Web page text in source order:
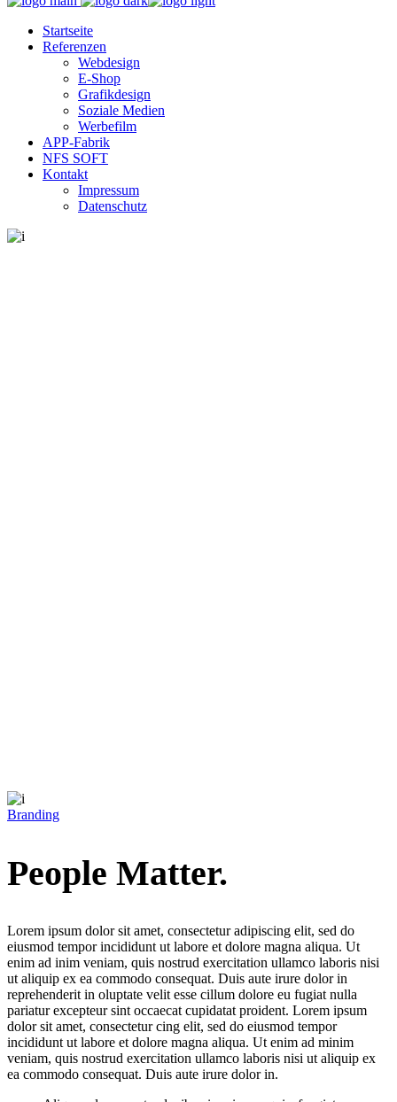
Startseite
Referenzen
Webdesign
E-Shop
Grafikdesign
Soziale Medien
Werbefilm
APP-Fabrik
NFS SOFT
Kontakt
Impressum
Datenschutz
Branding
People Matter.
Lorem ipsum dolor sit amet, consectetur adipiscing elit, sed do
eiusmod tempor incididunt ut labore et dolore magna aliqua. Ut
enim ad inim veniam, quis nostrud exercitation ullamco laboris nisi
ut aliquip ex ea commodo consequat. Duis aute irure dolor in
reprehenderit in oluptate velit esse cillum dolore eu fugiat nulla
pariatur excepteur sint occaecat cupidatat proident. Lorem ipsum
dolor sit amet, consectetur cing elit, sed do eiusmod tempor
incididunt ut labore et dolore magna aliqua. Ut enim ad minim
veniam, quis nostrud exercitation ullamco laboris nisi ut aliquip ex
ea commodo consequat. Duis aute irure dolor in.